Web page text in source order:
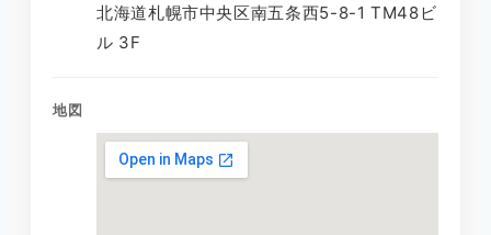
北海道札幌市中央区南五条西5-8-1 TM48ビ
ル 3F
地図